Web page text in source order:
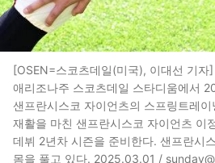
[OSEN=스코츠데일(미국), 이대선 기자
애리조나주 스코츠데일 스타디움에서
샌프란시스코 자이언츠의 스프링트레
재활을 마친 샌프란시스코 자이언츠 이
데뷔 2년차 시즌을 준비한다. 샌프란시
몸을 풀고 있다. 2025.03.01 /